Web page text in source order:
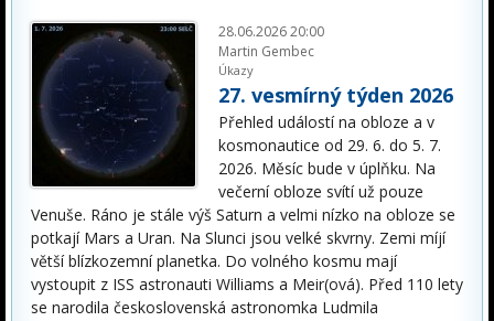
28.06.2026 20:00
Martin Gembec
Úkazy
27. vesmírný týden 2026
Přehled událostí na obloze a v
kosmonautice od 29. 6. do 5. 7.
2026. Měsíc bude v úplňku. Na
večerní obloze svítí už pouze
Venuše. Ráno je stále výš Saturn a velmi nízko na obloze se
potkají Mars a Uran. Na Slunci jsou velké skvrny. Zemi míjí
větší blízkozemní planetka. Do volného kosmu mají
vystoupit z ISS astronauti Williams a Meir(ová). Před 110 lety
se narodila československá astronomka Ludmila